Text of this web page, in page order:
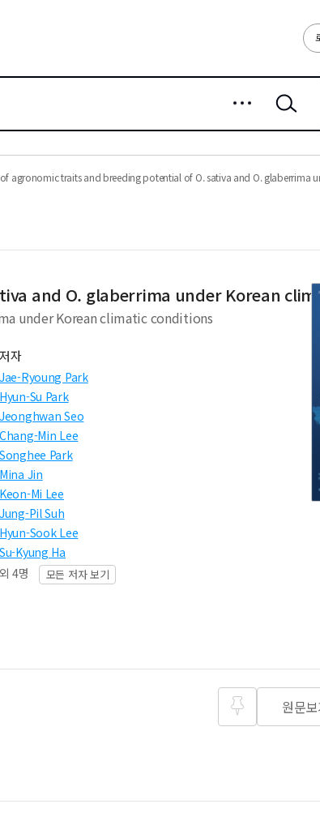
검색
of agronomic traits and breeding potential of O. sativa and O. glaberrima
and O. glaberrima under Korean
under Korean climatic conditions
저자
Jae-Ryoung Park
Hyun-Su Park
Jeonghwan Seo
Chang-Min Lee
Songhee Park
Mina Jin
Keon-Mi Lee
Jung-Pil Suh
Hyun-Sook Lee
Su-Kyung Ha
외 4명
모든 저자 보기
원문